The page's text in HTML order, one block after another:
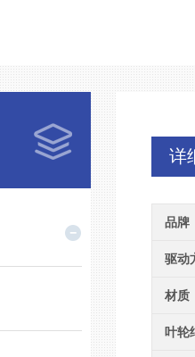
详
品牌
驱动
材质
叶轮